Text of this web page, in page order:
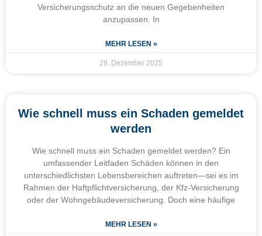
Versicherungsschutz an die neuen Gegebenheiten
anzupassen. In
MEHR LESEN »
29. Dezember 2025
Wie schnell muss ein Schaden gemeldet
werden
Wie schnell muss ein Schaden gemeldet werden? Ein
umfassender Leitfaden Schäden können in den
unterschiedlichsten Lebensbereichen auftreten—sei es im
Rahmen der Haftpflichtversicherung, der Kfz-Versicherung
oder der Wohngebäudeversicherung. Doch eine häufige
MEHR LESEN »